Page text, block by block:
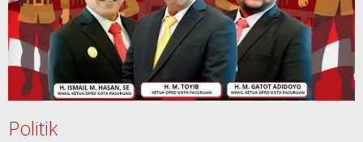
Politik